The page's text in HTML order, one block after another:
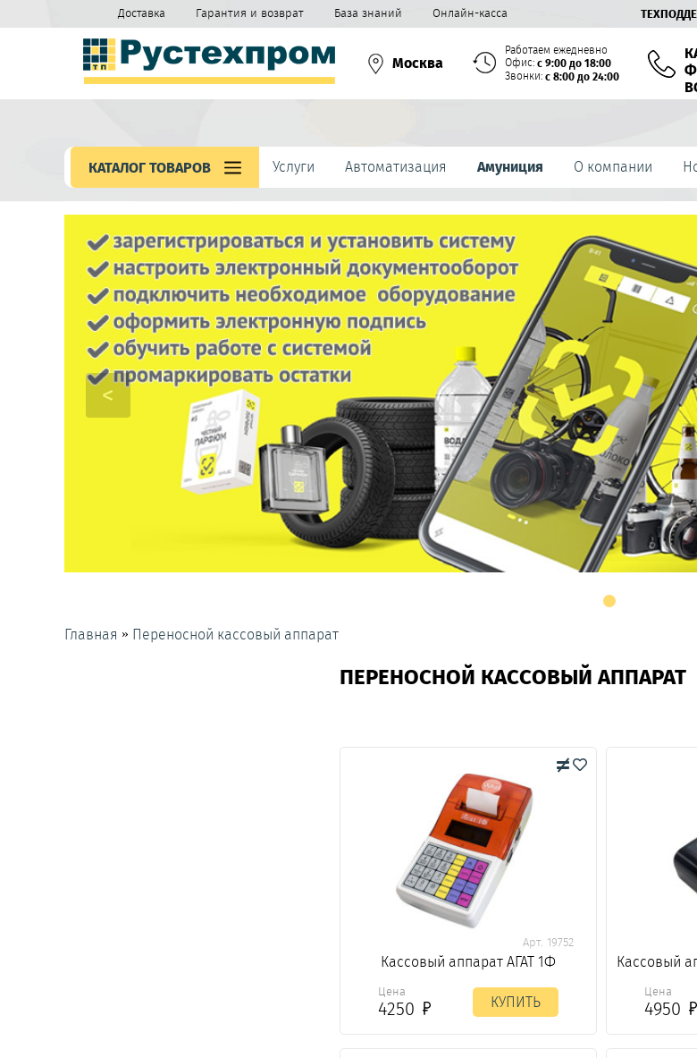
Доставка Гарантия и возврат База знаний Онлайн-касса
Москва
Работаем ежедневно
Офис: с 9:00 до 18:00
Звонки: с 8:00 до 24:00
КАТАЛОГ ТОВАРОВ Услуги Автоматизация Амуниция О компании
<
Главная » Переносной кассовый аппарат
ПЕРЕНОСНОЙ КАССОВЫЙ АППАРАТ
Арт. 19752
Кассовый аппарат АГАТ 1Ф
Цена
4250 КУПИТЬ
Кассовый
Цена
4950